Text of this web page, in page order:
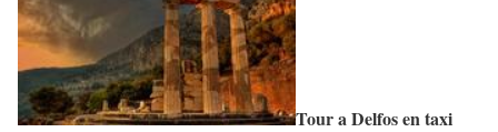
Tour a Delfos en taxi